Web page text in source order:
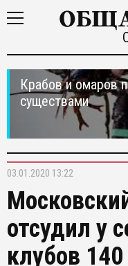
Крабов и омаров
существами
03.01.2020 13:22
отсудил у
клубов